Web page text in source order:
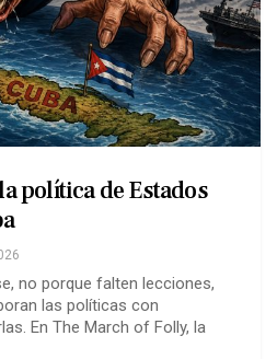
política de Estados
no porque falten lecciones,
las políticas con
En The March of Folly, la